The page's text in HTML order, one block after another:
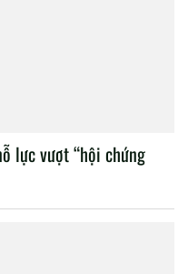
lực vượt “hội chứng